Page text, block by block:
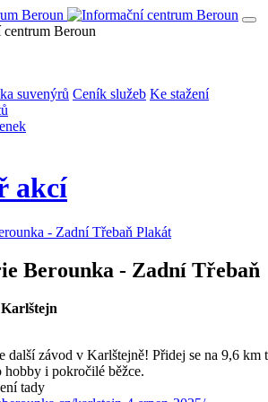
suvenýrů Ceník služeb Ke stažení
akcí
Plakát
Berounka - Zadní Třebaň
Karlštejn
další závod v Karlštejně! Přidej se na 9,6
hobby i pokročilé běžce.
tady